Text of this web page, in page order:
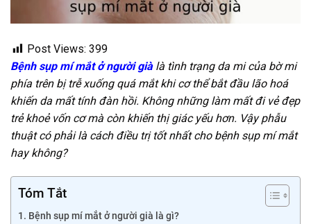
Post Views: 399
Bệnh sụp mí mắt ở người già là tình trạng da mi của bờ mi
phía trên bị trễ xuống quá mắt khi cơ thể bắt đầu lão hoá
khiến da mất tính đàn hồi. Không những làm mất đi vẻ đẹp
trẻ khoẻ vốn cơ mà còn khiến thị giác yếu hơn. Vậy phẫu
thuật có phải là cách điều trị tốt nhất cho bệnh sụp mí mắt
hay không?
Tóm Tắt
Bệnh sụp mí mắt ở người già là gì?